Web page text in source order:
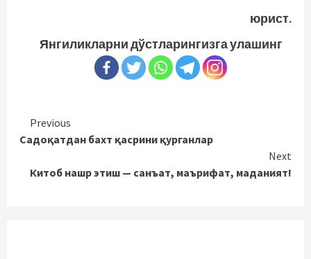
юрист.
Янгиликларни дўстларингизга улашинг
Continue
Reading
Previous
Садоқатдан бахт қасрини қурганлар
Next
Китоб нашр этиш — санъат, маърифат, маданият!